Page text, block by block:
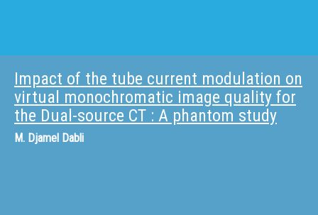
Impact of the tube current modulation on
virtual monochromatic image quality for
the Dual-source CT : A phantom study
M. Djamel Dabli